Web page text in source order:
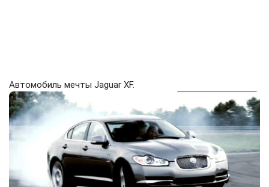
Автомобиль мечты Jaguar XF.